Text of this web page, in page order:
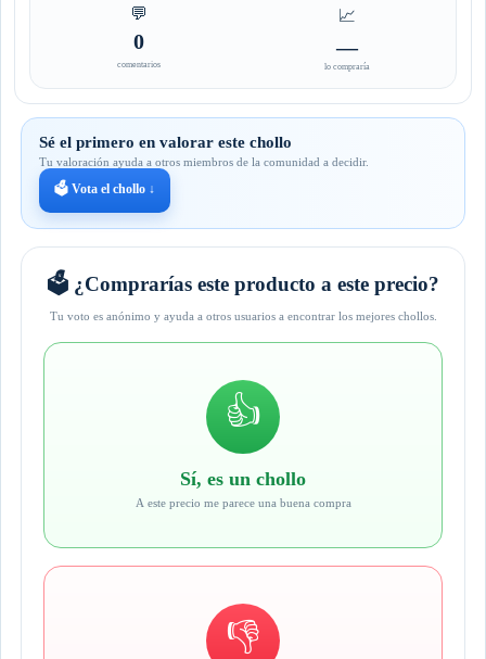
💬
0
comentarios
📈
—
lo compraría
Sé el primero en valorar este chollo
Tu valoración ayuda a otros miembros de la comunidad a decidir.
🗳️ Vota el chollo ↓
🗳️ ¿Comprarías este producto a este precio?
Tu voto es anónimo y ayuda a otros usuarios a encontrar los mejores chollos.
👍
Sí, es un chollo
A este precio me parece una buena compra
👎